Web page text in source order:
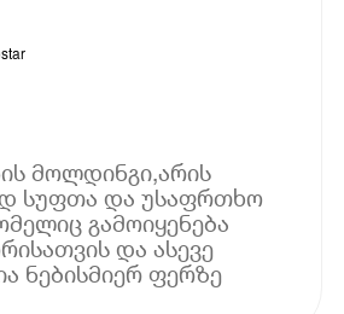
მოლდინგი,არის
სუფთა და უსაფრთხო
გამოიყენება
და ასევე
ნებისმიერ ფერზე